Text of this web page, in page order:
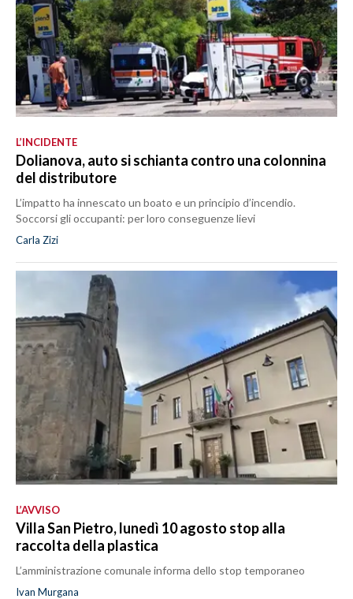
L’INCIDENTE
Dolianova, auto si schianta contro una colonnina
del distributore
L’impatto ha innescato un boato e un principio d’incendio.
Soccorsi gli occupanti: per loro conseguenze lievi
Carla Zizi
L’AVVISO
Villa San Pietro, lunedì 10 agosto stop alla
raccolta della plastica
L’amministrazione comunale informa dello stop temporaneo
Ivan Murgana